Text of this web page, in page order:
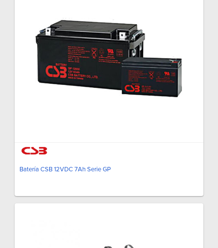
Batería CSB 12VDC 7Ah Serie GP